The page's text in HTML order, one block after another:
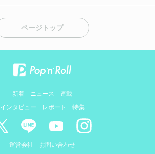
ページトップ
新着 ニュース
連載
インタビュー
レポート 特集
運営会社 お問い合わせ